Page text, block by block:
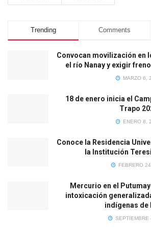
Trending Comments
Convocan movilización en
el río Nanay y exigir
MARZO 6,
18 de enero inicia el
Trapo
ENERO 8,
Conoce la Residencia
la Institución
FEBRERO
Mercurio en el
intoxicación
indígenas de
SEPTIEMBRE